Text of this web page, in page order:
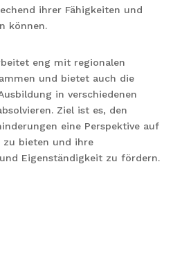
ihrer Fähigkeiten und
können.
eng mit regionalen
und bietet auch die
in verschiedenen
Ziel ist es, den
eine Perspektive auf
zu bieten und ihre
Eigenständigkeit zu fördern.